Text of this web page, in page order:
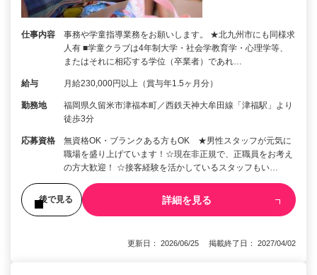
仕事内容
事務や学童指導業務をお願いします。 ★北九州市にも同様求
人有 ■学童クラブは4年制大学・社会学教育学・心理学等、
またはそれに相応する学位（卒業者）であれ…
給与 月給230,000円以上（賞与年1.5ヶ月分）
勤務地
福岡県久留米市津福本町／西鉄天神大牟田線「津福駅」より
徒歩3分
応募資格
無資格OK・ブランクある方もOK ★男性スタッフが元気に
職場を盛り上げています！☆現在非正規で、正職員をお考え
の方大歓迎！ ☆接客経験を活かしているスタッフもい…
後で見る 詳細を見る
更新日： 2026/06/25 掲載終了日： 2027/04/02